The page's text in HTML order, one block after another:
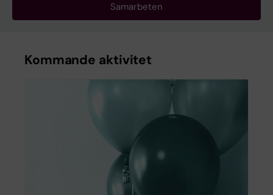
Samarbeten
Kommande aktivitet